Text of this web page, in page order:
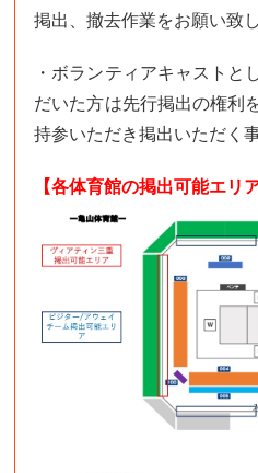
掲出、撤去作業をお願い致し
・ボランティアキャストと
だいた方は先行掲出の権利
持参いただき掲出いただく
【各体育館の掲出可能エリ